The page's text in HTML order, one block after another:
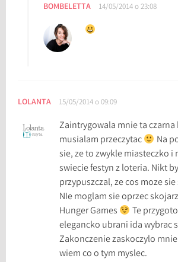
BOMBELETTA 14/05/2014 o 23:08
LOLANTA 15/05/2014 o 09:09
Zaintrygowala mnie ta czarna
musialam przeczytac
Na
sie, ze to zwykle miasteczko i
swiecie festyn z loteria. Nikt
przypuszczal, ze cos moze
NIe moglam sie oprzec
Hunger Games
Te
elegancko ubrani ida wybrac
Zakonczenie zaskoczylo
wiem co o tym myslec.